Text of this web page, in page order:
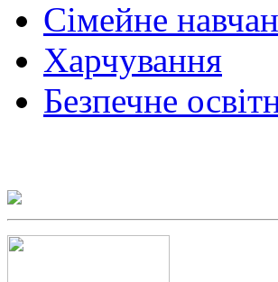
Сімейне
Харчування
Безпечне